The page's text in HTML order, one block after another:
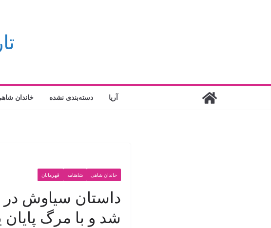
آریا دسته‌بندی نشده خاندان
خاندان شاهی شاهنامه قهرمانان
داستان سیاوش در
شد و با مرگ پایان